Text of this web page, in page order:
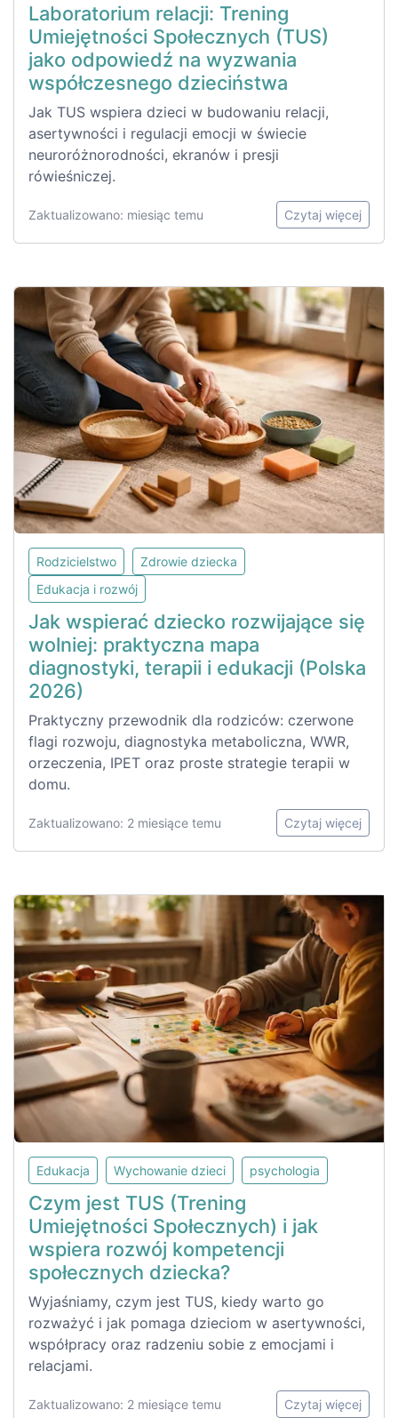
Laboratorium relacji: Trening
Umiejętności Społecznych (TUS)
jako odpowiedź na wyzwania
współczesnego dzieciństwa
Jak TUS wspiera dzieci w budowaniu relacji,
asertywności i regulacji emocji w świecie
neuroróżnorodności, ekranów i presji
rówieśniczej.
Zaktualizowano: miesiąc temu Czytaj więcej
Rodzicielstwo
Zdrowie dziecka
Edukacja i rozwój
Jak wspierać dziecko rozwijające się
wolniej: praktyczna mapa
diagnostyki, terapii i edukacji (Polska
2026)
Praktyczny przewodnik dla rodziców: czerwone
flagi rozwoju, diagnostyka metaboliczna, WWR,
orzeczenia, IPET oraz proste strategie terapii w
domu.
Zaktualizowano: 2 miesiące temu Czytaj więcej
Edukacja Wychowanie dzieci psychologia
Czym jest TUS (Trening
Umiejętności Społecznych) i jak
wspiera rozwój kompetencji
społecznych dziecka?
Wyjaśniamy, czym jest TUS, kiedy warto go
rozważyć i jak pomaga dzieciom w asertywności,
współpracy oraz radzeniu sobie z emocjami i
relacjami.
Zaktualizowano: 2 miesiące temu Czytaj więcej